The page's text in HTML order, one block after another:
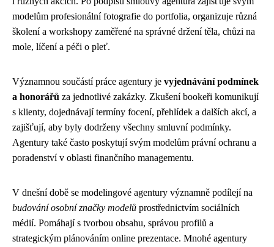
modelům profesionální fotografie do portfolia, organizuje různá
školení a workshopy zaměřené na správné držení těla, chůzi na
mole, líčení a péči o pleť.
Významnou součástí práce agentury je vyjednávání podmínek
a honorářů za jednotlivé zakázky. Zkušení bookeři komunikují
s klienty, dojednávají termíny focení, přehlídek a dalších akcí, a
zajišťují, aby byly dodrženy všechny smluvní podmínky.
Agentury také často poskytují svým modelům právní ochranu a
poradenství v oblasti finančního managementu.
V dnešní době se modelingové agentury významně podílejí na
budování osobní značky modelů prostřednictvím sociálních
médií. Pomáhají s tvorbou obsahu, správou profilů a
strategickým plánováním online prezentace. Mnohé agentury